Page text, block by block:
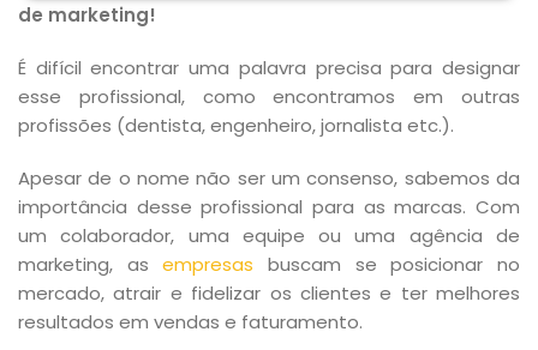
de marketing!
É difícil encontrar uma palavra precisa para designar
esse profissional, como encontramos em outras
profissões (dentista, engenheiro, jornalista etc.).
Apesar de o nome não ser um consenso, sabemos da
importância desse profissional para as marcas. Com
um colaborador, uma equipe ou uma agência de
marketing, asempresas buscam se posicionar no
mercado, atrair e fidelizar os clientes e ter melhores
resultados em vendas e faturamento.